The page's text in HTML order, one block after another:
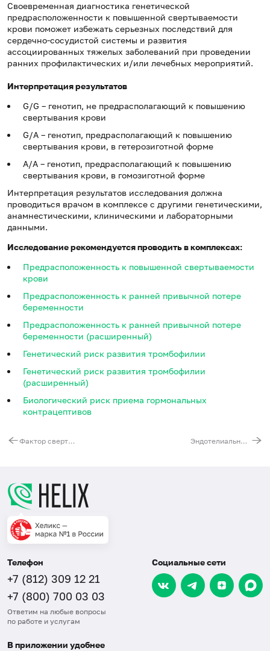
Своевременная диагностика генетической
предрасположенности к повышенной свертываемости
крови поможет избежать серьезных последствий для
сердечно-сосудистой системы и развития
ассоциированных тяжелых заболеваний при проведении
ранних профилактических и/или лечебных мероприятий.
Интерпретация результатов
G/G – генотип, не предрасполагающий к повышению
свертывания крови
G/A – генотип, предрасполагающий к повышению
свертывания крови, в гетерозиготной форме
A/A – генотип, предрасполагающий к повышению
свертывания крови, в гомозиготной форме
Интерпретация результатов исследования должна
проводиться врачом в комплексе с другими генетическими,
анамнестическими, клиническими и лабораторными
данными.
Исследование рекомендуется проводить в комплексах:
Предрасположенность к повышенной свертываемости
крови
Предрасположенность к ранней привычной потере
беременности
Предрасположенность к ранней привычной потере
беременности (расширенный)
Генетический риск развития тромбофилии
Генетический риск развития тромбофилии
(расширенный)
Биологический риск приема гормональных
контрацептивов
Фактор свертываемости крови 5 (F5). Выявление мутации G1691A (Arg506Gln) Эндотелиальная синтаза оксида азота (NOS3). Выявление мутации G894T (Glu298Asp)
Телефон
+7 (812) 309 12 21
+7 (800) 700 03 03
Ответим на любые вопросы
по работе и услугам
Социальные сети
В приложении удобнее